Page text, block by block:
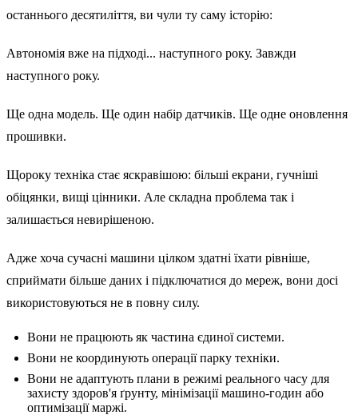
останнього десятиліття, ви чули ту саму історію:
Автономія вже на підході... наступного року. Завжди
наступного року.
Ще одна модель. Ще один набір датчиків. Ще одне оновлення
прошивки.
Щороку техніка стає яскравішою: більші екрани, гучніші
обіцянки, вищі цінники. Але складна проблема так і
залишається невирішеною.
Адже хоча сучасні машини цілком здатні їхати рівніше,
сприймати більше даних і підключатися до мереж, вони досі
використовуються не в повну силу.
Вони не працюють як частина єдиної системи.
Вони не координують операції парку техніки.
Вони не адаптують плани в режимі реального часу для
захисту здоров'я ґрунту, мінімізації машино-годин або
оптимізації маржі.